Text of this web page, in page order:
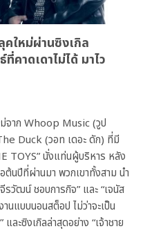
คใหม่ผ่านซิงเกิล
คาดเดาไม่ได้ มาไว
จาก Whoop Music (วูป
Duck (วอท เดอะ ดัก) ที่มี
TOYS” นั่งแท่นผู้บริหาร หลัง
ต้นปีที่ผ่านมา พวกเขาทั้งสาม นำ
รวัฒน์ ชอบการกิจ” และ “เจนัส
นแบบนอนสต็อป ไม่ว่าจะเป็น
ะซิงเกิลล่าสุดอย่าง “เจ้าชาย